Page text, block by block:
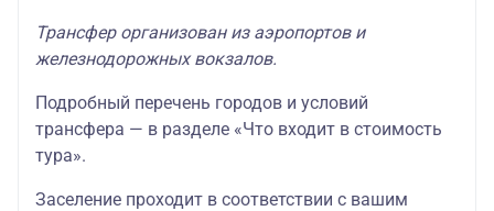
Трансфер организован из аэропортов и
железнодорожных вокзалов.
Подробный перечень городов и условий
трансфера — в разделе «Что входит в стоимость
тура».
Заселение проходит в соответствии с вашим